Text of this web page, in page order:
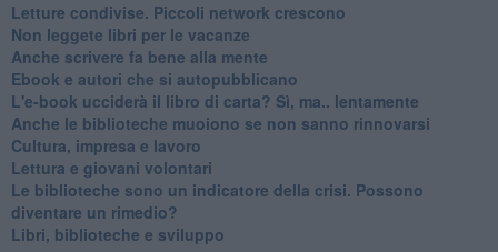
​Letture condivise. Piccoli network crescono
​Non leggete libri per le vacanze
​Anche scrivere fa bene alla mente
​Ebook e autori che si autopubblicano
​L'e-book ucciderà il libro di carta? Sì, ma.. lentamente
​Anche le biblioteche muoiono se non sanno rinnovarsi
​Cultura, impresa e lavoro
​Lettura e giovani volontari
​Le biblioteche sono un indicatore della crisi. Possono
diventare un rimedio?
​Libri, biblioteche e sviluppo